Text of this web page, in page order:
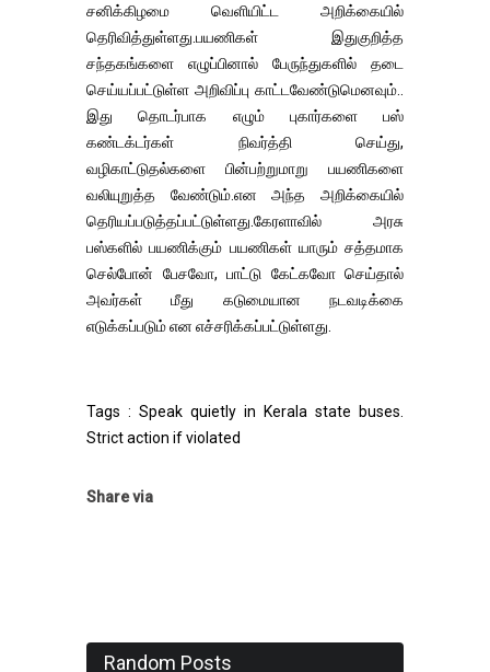
சனிக்கிழமை வெளியிட்ட அறிக்கையில்
தெரிவித்துள்ளது.பயணிகள் இதுகுறித்த
சந்தகங்களை எழுப்பினால் பேருந்துகளில் தடை
செய்யப்பட்டுள்ள அறிவிப்பு காட்டவேண்டுமெனவும்..
இது தொடர்பாக எழும் புகார்களை பஸ்
கண்டக்டர்கள் நிவர்த்தி செய்து,
வழிகாட்டுதல்களை பின்பற்றுமாறு பயணிகளை
வலியுறுத்த வேண்டும்.என அந்த அறிக்கையில்
தெரியப்படுத்தப்பட்டுள்ளது.கேரளாவில் அரசு
பஸ்களில் பயணிக்கும் பயணிகள் யாரும் சத்தமாக
செல்போன் பேசவோ, பாட்டு கேட்கவோ செய்தால்
அவர்கள் மீது கடுமையான நடவடிக்கை
எடுக்கப்படும் என எச்சரிக்கப்பட்டுள்ளது.
Tags : Speak quietly in Kerala state buses.
Strict action if violated
Share via
Random Posts